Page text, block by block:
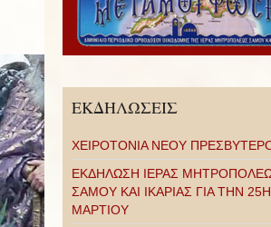
ΕΚΔΗΛΩΣΕΙΣ
ΧΕΙΡΟΤΟΝΙΑ ΝΕΟΥ
ΕΚΔΗΛΩΣΗ ΙΕΡΑΣ
ΣΑΜΟΥ ΚΑΙ ΙΚΑΡΙΑΣ ΓΙΑ ΤΗΝ 25Η
ΜΑΡΤΙΟΥ